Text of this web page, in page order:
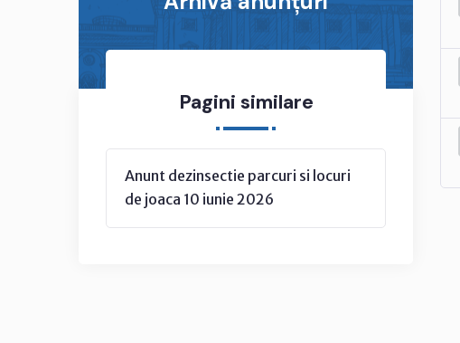
Pagini similare
Anunt dezinsectie parcuri si locuri
de joaca 10 iunie 2026